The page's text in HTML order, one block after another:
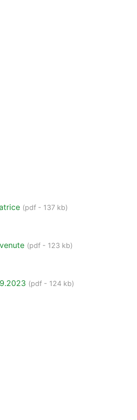
(pdf - 137 kb)
(pdf - 123 kb)
(pdf - 124 kb)